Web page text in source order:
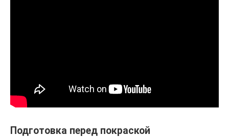
Подготовка перед покраской